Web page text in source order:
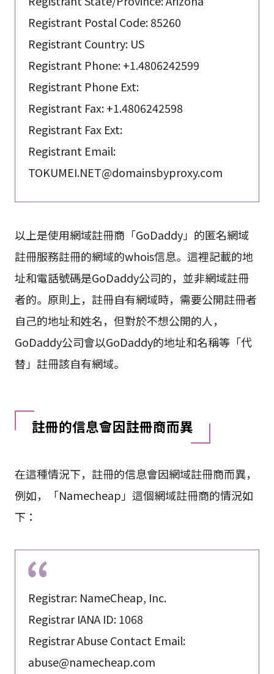
Registrant Postal Code: 85260
Registrant Country: US
Registrant Phone: +1.4806242599
Registrant Phone Ext:
Registrant Fax: +1.4806242598
Registrant Fax Ext:
Registrant Email:
TOKUMEI.NET@domainsbyproxy.com
以上是使用網域註冊商「GoDaddy」的匿名網域
註冊服務註冊的網域的whois信息。這裡記載的地
址和電話號碼是GoDaddy公司的，並非網域註冊
者的。原則上，註冊自有網域時，需要公開註冊者
自己的地址和姓名，但對於不想公開的人，
GoDaddy公司會以GoDaddy的地址和名稱等「代
替」註冊該自有網域。
註冊的信息會因註冊商而異
在這種情況下，註冊的信息會因網域註冊商而異，
例如，「Namecheap」這個網域註冊商的情況如
下：
Registrar: NameCheap, Inc.
Registrar IANA ID: 1068
Registrar Abuse Contact Email:
abuse@namecheap.com